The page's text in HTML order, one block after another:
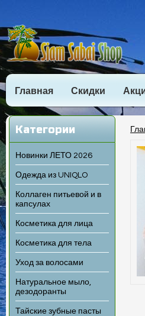
Главная Скидки
Категории
Новинки ЛЕТО 2026
Одежда из UNIQLO
Коллаген питьевой и в
капсулах
Косметика для лица
Косметика для тела
Уход за волосами
Натуральное мыло,
дезодоранты
Тайские зубные пасты